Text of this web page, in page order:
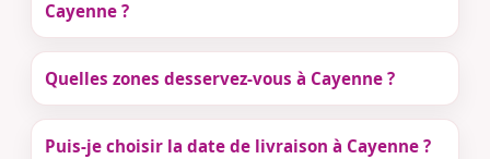
Cayenne ?
Quelles zones desservez-vous à Cayenne ?
Puis-je choisir la date de livraison à Cayenne ?